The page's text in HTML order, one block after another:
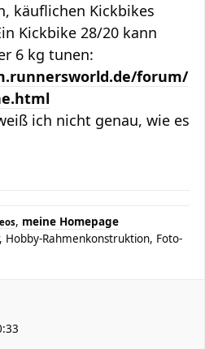
käuflichen Kickbikes
Kickbike 28/20 kann
6 kg tunen:
forum/
ich nicht genau, wie es
, meine Homepage
Hobby-Rahmenkonstruktion, Foto-